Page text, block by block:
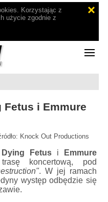
Korzystając z
użycie zgodnie z
Fetus i Emmure
Knock Out Productions
Dying Fetus i
Emmure
koncertową, pod
. W jej ramach
występ odbędzie się